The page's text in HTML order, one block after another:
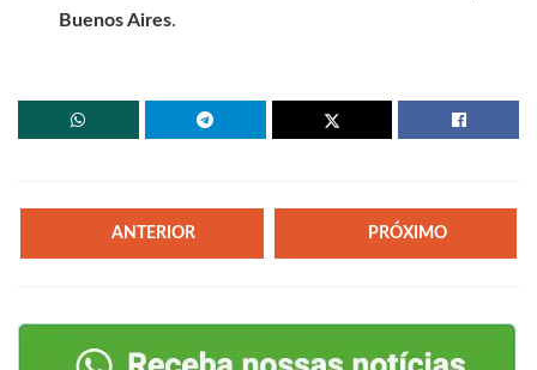
Buenos Aires.
ANTERIOR PRÓXIMO